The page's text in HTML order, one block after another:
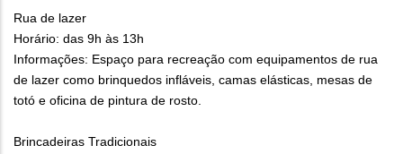
Rua de lazer
Horário: das 9h às 13h
Informações: Espaço para recreação com equipamentos de rua
de lazer como brinquedos infláveis, camas elásticas, mesas de
totó e oficina de pintura de rosto.
Brincadeiras Tradicionais